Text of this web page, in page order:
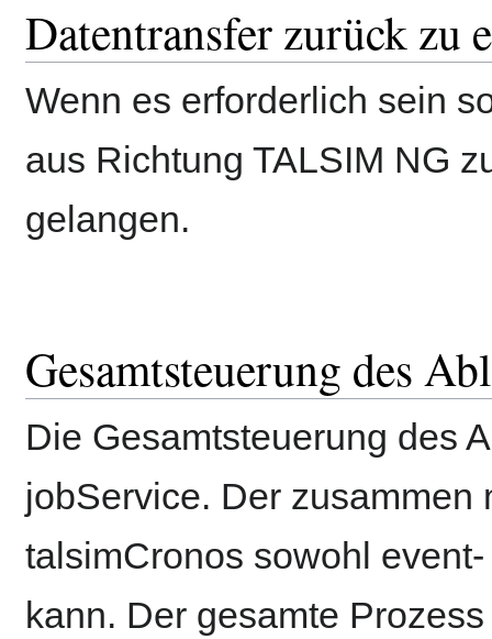
Datentransfer zurück zu
Wenn es erforderlich sein
aus Richtung TALSIM NG
gelangen.
Gesamtsteuerung des
Die Gesamtsteuerung des
jobService. Der zusammen
talsimCronos sowohl
kann. Der gesamte